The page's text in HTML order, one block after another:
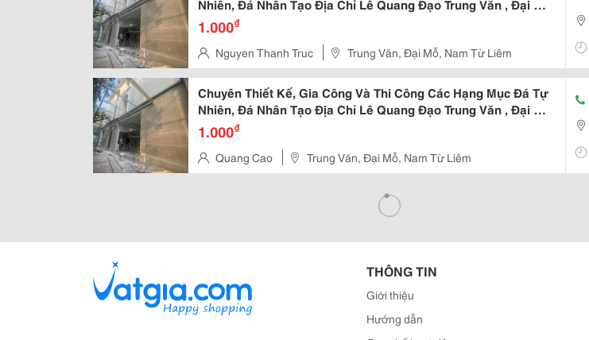
Nhiên, Đá Nhân Tạo Địa Chỉ Lê Quang Đạo Trung Văn , Đại Mỗ
,1.000₫
Nguyen Thanh Truc Trung Văn, Đại Mỗ, Nam Từ Liêm
Chuyên Thiết Kế, Gia Công Và Thi Công Các Hạng Mục Đá Tự
Nhiên, Đá Nhân Tạo Địa Chỉ Lê Quang Đạo Trung Văn , Đại Mỗ
,1.000₫
Quang Cao Trung Văn, Đại Mỗ, Nam Từ Liêm
THÔNG TIN
Giới thiệu
Hướng dẫn